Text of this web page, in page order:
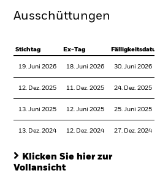
Ausschüttungen
Stichtag Ex-Tag Fälligkeitsdatum
19. Juni 2026 18. Juni 2026 30. Juni 2026
12. Dez. 2025 11. Dez. 2025 24. Dez. 2025
13. Juni 2025 12. Juni 2025 25. Juni 2025
13. Dez. 2024 12. Dez. 2024 27. Dez. 2024
Klicken Sie hier zur
Vollansicht